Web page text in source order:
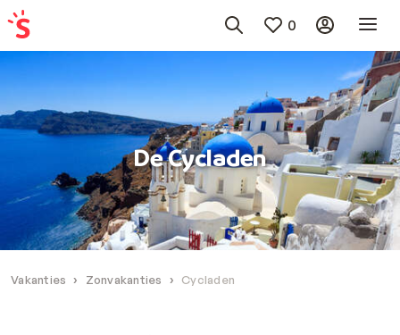
0
De Cycladen
Vakanties Zonvakanties Cycladen